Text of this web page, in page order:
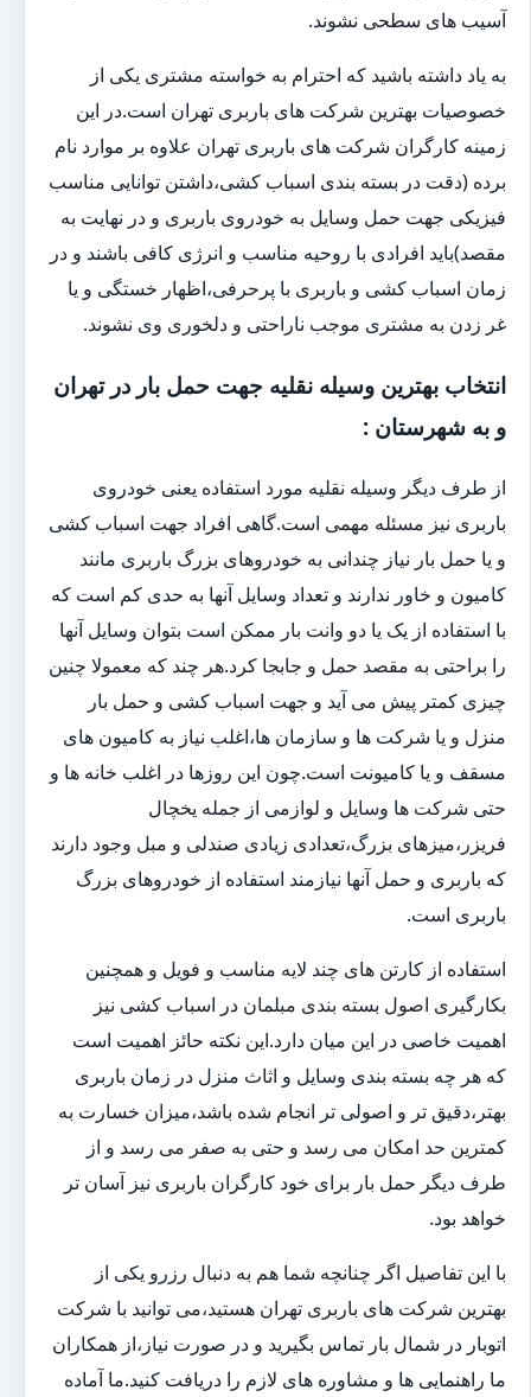
آسیب های سطحی نشوند.
به یاد داشته باشید که احترام به خواسته مشتری یکی از
خصوصیات بهترین شرکت های باربری تهران است.در این
زمینه کارگران شرکت های باربری تهران علاوه بر موارد نام
برده (دقت در بسته بندی اسباب کشی،داشتن توانایی مناسب
فیزیکی جهت حمل وسایل به خودروی باربری و در نهایت به
مقصد)باید افرادی با روحیه مناسب و انرژی کافی باشند و در
زمان اسباب کشی و باربری با پرحرفی،اظهار خستگی و یا
غر زدن به مشتری موجب ناراحتی و دلخوری وی نشوند.
انتخاب بهترین وسیله نقلیه جهت حمل بار در تهران
و به شهرستان :
از طرف دیگر وسیله نقلیه مورد استفاده یعنی خودروی
باربری نیز مسئله مهمی است.گاهی افراد جهت اسباب کشی
و یا حمل بار نیاز چندانی به خودروهای بزرگ باربری مانند
کامیون و خاور ندارند و تعداد وسایل آنها به حدی کم است که
با استفاده از یک یا دو وانت بار ممکن است بتوان وسایل آنها
را براحتی به مقصد حمل و جابجا کرد.هر چند که معمولا چنین
چیزی کمتر پیش می آید و جهت اسباب کشی و حمل بار
منزل و یا شرکت ها و سازمان ها،اغلب نیاز به کامیون های
مسقف و یا کامیونت است.چون این روزها در اغلب خانه ها و
حتی شرکت ها وسایل و لوازمی از جمله یخچال
فریزر،میزهای بزرگ،تعدادی زیادی صندلی و مبل وجود دارند
که باربری و حمل آنها نیازمند استفاده از خودروهای بزرگ
باربری است.
استفاده از کارتن های چند لایه مناسب و فویل و همچنین
بکارگیری اصول بسته بندی مبلمان در اسباب کشی نیز
اهمیت خاصی در این میان دارد.این نکته حائز اهمیت است
که هر چه بسته بندی وسایل و اثاث منزل در زمان باربری
بهتر،دقیق تر و اصولی تر انجام شده باشد،میزان خسارت به
کمترین حد امکان می رسد و حتی به صفر می رسد و از
طرف دیگر حمل بار برای خود کارگران باربری نیز آسان تر
خواهد بود.
با این تفاصیل اگر چنانچه شما هم به دنبال رزرو یکی از
بهترین شرکت های باربری تهران هستید،می توانید با شرکت
اتوبار در شمال بار تماس بگیرید و در صورت نیاز،از همکاران
ما راهنمایی ها و مشاوره های لازم را دریافت کنید.ما آماده